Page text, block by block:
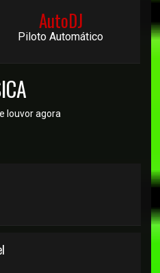
AutoDJ
Piloto Automático
louvor agora